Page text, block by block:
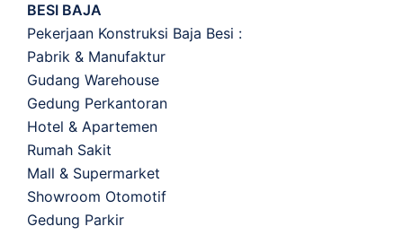
BESI BAJA
Pekerjaan Konstruksi Baja Besi :
Pabrik & Manufaktur
Gudang Warehouse
Gedung Perkantoran
Hotel & Apartemen
Rumah Sakit
Mall & Supermarket
Showroom Otomotif
Gedung Parkir